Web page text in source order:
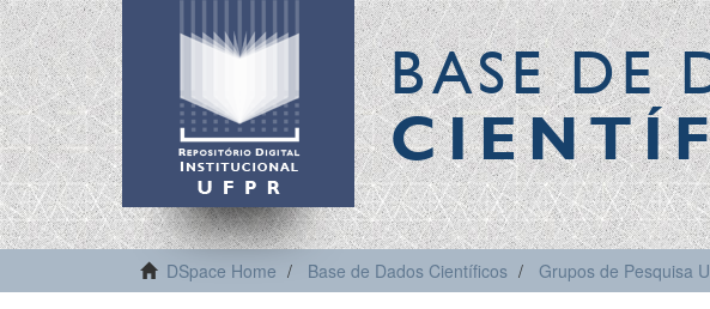
BASE DE
DSpace Home Base de Dados Científicos Grupos de Pesquisa